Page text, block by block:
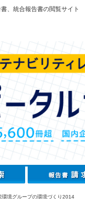
、統合報告書の閲覧サイト
環境グループの環境づくり2014